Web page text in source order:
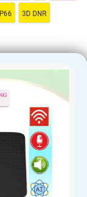
3D DNR